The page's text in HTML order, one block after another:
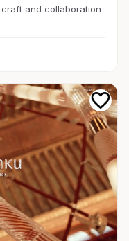
and collaboration